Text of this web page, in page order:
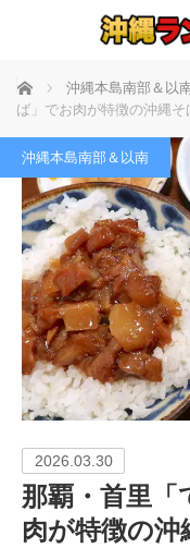
ホーム 沖縄本島南部＆以
ば」でお肉が特徴の沖縄
沖縄本島南部＆以南
2026.03.30
那覇・首里
肉が特徴の